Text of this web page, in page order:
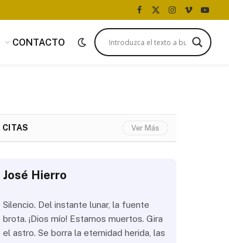
Facebook
X
(Twitter)
Instagram
Vimeo
CONTACTO
CITAS Ver Más
José Hierro
Silencio. Del instante lunar, la fuente
brota. ¡Dios mío! Estamos muertos. Gira
el astro. Se borra la eternidad herida, las